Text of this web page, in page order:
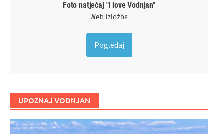
Foto natječaj "I love Vodnjan"
Web izložba
Pogledaj
UPOZNAJ VODNJAN